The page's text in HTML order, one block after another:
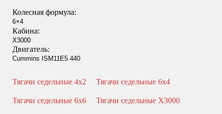
Колесная формула:
Кабина:
Двигатель:
Тягачи седельные 4x2 Тягачи седельные 6x4
Тягачи седельные 6x6 Тягачи седельные X3000